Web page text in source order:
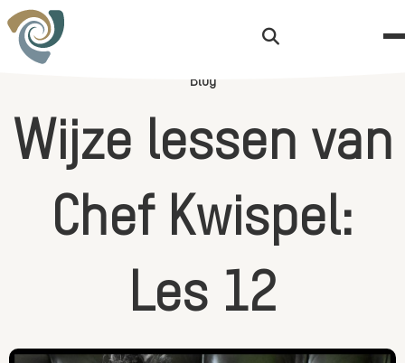
Zoekknop
Blog
Wijze lessen van
Chef Kwispel:
Les 12